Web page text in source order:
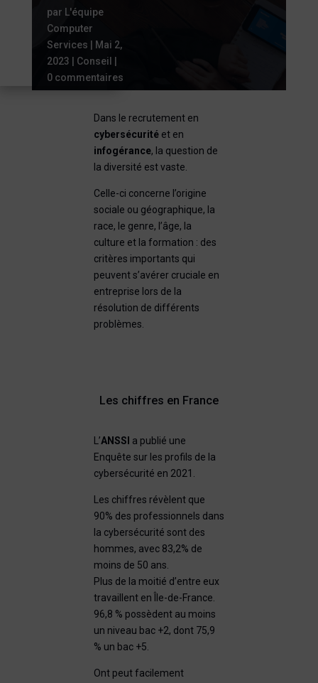
par
L'équipe
Computer
Services
Mai 2,
2023
Conseil
0 commentaires
Dans le recrutement en
cybersécuritéet en
infogérance, la question de
la diversité est vaste.
Celle-ci concerne l’origine
sociale ou géographique, la
race, le genre, l’âge, la
culture et la formation : des
critères importants qui
peuvent s’avérer cruciale en
entreprise lors de la
résolution de différents
problèmes.
Les chiffres en France
L’ANSSI a publié une
Enquête sur les profils de la
cybersécurité en 2021.
Les chiffres révèlent que
90% des professionnels dans
la cybersécurité sont des
hommes, avec 83,2% de
moins de 50 ans.
Plus de la moitié d’entre eux
travaillent en Île-de-France.
96,8 % possèdent au moins
un niveau bac +2, dont 75,9
% un bac +5.
Ont peut facilement